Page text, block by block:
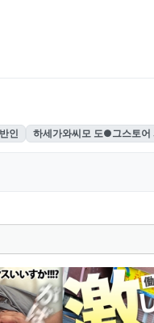
인 하세가와씨모 도●그스토어